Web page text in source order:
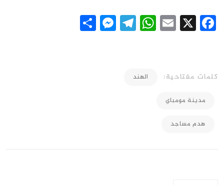
Facebook
X
Email
WhatsApp
Telegram
Messenger
كلمات مفتاحية: الهند
مدينة مومباي
هدم مساجد